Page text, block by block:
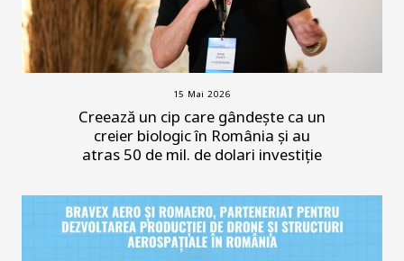
15 Mai 2026
Creează un cip care gândește ca un
creier biologic în România și au
atras 50 de mil. de dolari investiție